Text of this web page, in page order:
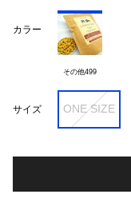
カラー
その他499
サイズ ONE SIZE